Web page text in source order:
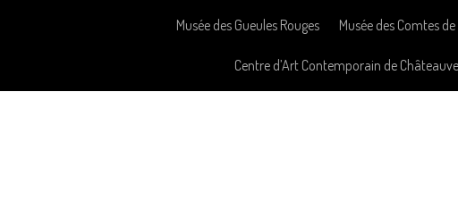
Musée des Gueules Rouges Musée des Comtes
Centre d’Art Contemporain de